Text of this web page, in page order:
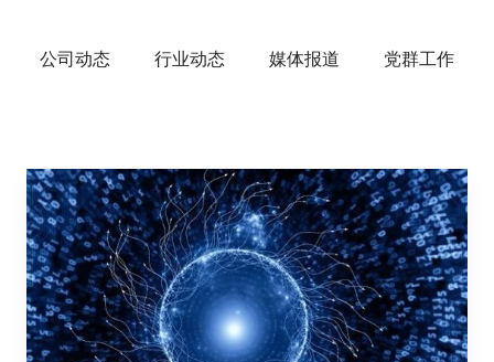
公司动态 行业动态 媒体报道 党群工作